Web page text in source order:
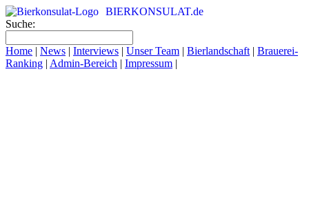
BIERKONSULAT.de
Suche:
Home | News | Interviews | Unser Team | Bierlandschaft | Brauerei-
Ranking | Admin-Bereich | Impressum |